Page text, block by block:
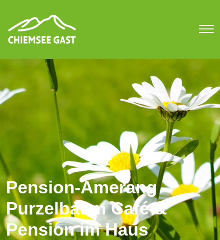
Pension-Amerang -
Purzelbaum Café &
Pension im Haus